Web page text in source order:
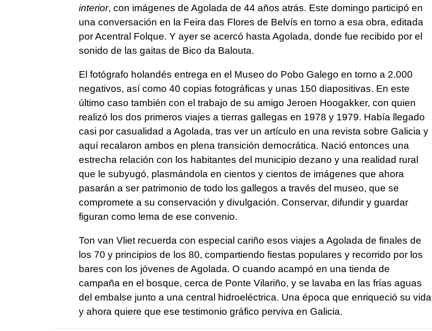
interior, con imágenes de Agolada de 44 años atrás. Este domingo participó en
una conversación en la Feira das Flores de Belvís en torno a esa obra, editada
por Acentral Folque. Y ayer se acercó hasta Agolada, donde fue recibido por el
sonido de las gaitas de Bico da Balouta.
El fotógrafo holandés entrega en el Museo do Pobo Galego en torno a 2.000
negativos, así como 40 copias fotográficas y unas 150 diapositivas. En este
último caso también con el trabajo de su amigo Jeroen Hoogakker, con quien
realizó los dos primeros viajes a tierras gallegas en 1978 y 1979. Había llegado
casi por casualidad a Agolada, tras ver un artículo en una revista sobre Galicia y
aquí recalaron ambos en plena transición democrática. Nació entonces una
estrecha relación con los habitantes del municipio dezano y una realidad rural
que le subyugó, plasmándola en cientos y cientos de imágenes que ahora
pasarán a ser patrimonio de todo los gallegos a través del museo, que se
compromete a su conservación y divulgación. Conservar, difundir y guardar
figuran como lema de ese convenio.
Ton van Vliet recuerda con especial cariño esos viajes a Agolada de finales de
los 70 y principios de los 80, compartiendo fiestas populares y recorrido por los
bares con los jóvenes de Agolada. O cuando acampó en una tienda de
campaña en el bosque, cerca de Ponte Vilariño, y se lavaba en las frías aguas
del embalse junto a una central hidroeléctrica. Una época que enriqueció su vida
y ahora quiere que ese testimonio gráfico perviva en Galicia.